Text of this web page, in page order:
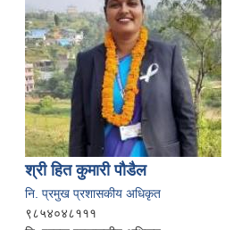
श्री हित कुमारी पौडैल
नि. प्रमुख प्रशासकीय अधिकृत
९८५४०४८१११